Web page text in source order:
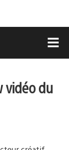
vidéo du